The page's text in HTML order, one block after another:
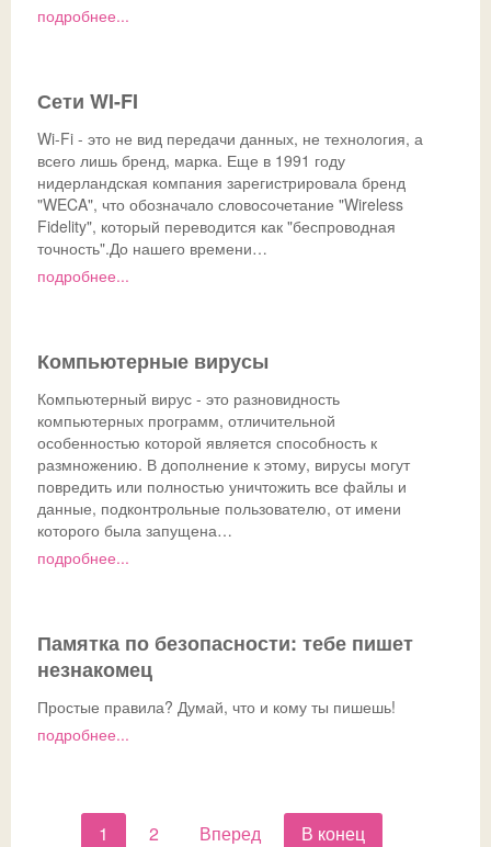
подробнее...
Сети WI-FI
Wi-Fi - это не вид передачи данных, не технология, а
всего лишь бренд, марка. Еще в 1991 году
нидерландская компания зарегистрировала бренд
"WECA", что обозначало словосочетание "Wireless
Fidelity", который переводится как "беспроводная
точность".До нашего времени…
подробнее...
Компьютерные вирусы
Компьютерный вирус - это разновидность
компьютерных программ, отличительной
особенностью которой является способность к
размножению. В дополнение к этому, вирусы могут
повредить или полностью уничтожить все файлы и
данные, подконтрольные пользователю, от имени
которого была запущена…
подробнее...
Памятка по безопасности: тебе пишет
незнакомец
Простые правила? Думай, что и кому ты пишешь!
подробнее...
1 2 Вперед В конец